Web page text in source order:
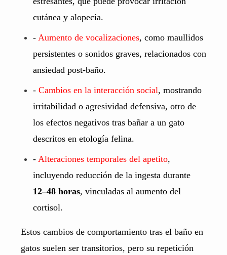
cutánea y alopecia.
- Aumento de vocalizaciones, como maullidos
persistentes o sonidos graves, relacionados con
ansiedad post-baño.
- Cambios en la interacción social, mostrando
irritabilidad o agresividad defensiva, otro de
los efectos negativos tras bañar a un gato
descritos en etología felina.
- Alteraciones temporales del apetito,
incluyendo reducción de la ingesta durante
12–48 horas, vinculadas al aumento del
cortisol.
Estos cambios de comportamiento tras el baño en
gatos suelen ser transitorios, pero su repetición